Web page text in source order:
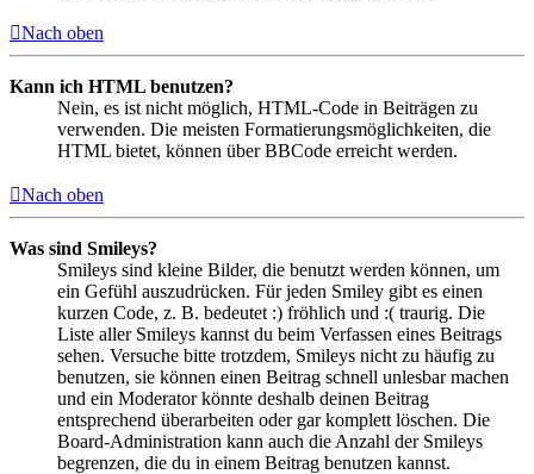
Nach oben
Kann ich HTML benutzen?
Nein, es ist nicht möglich, HTML-Code in Beiträgen zu
verwenden. Die meisten Formatierungsmöglichkeiten, die
HTML bietet, können über BBCode erreicht werden.
Nach oben
Was sind Smileys?
Smileys sind kleine Bilder, die benutzt werden können, um
ein Gefühl auszudrücken. Für jeden Smiley gibt es einen
kurzen Code, z. B. bedeutet :) fröhlich und :( traurig. Die
Liste aller Smileys kannst du beim Verfassen eines Beitrags
sehen. Versuche bitte trotzdem, Smileys nicht zu häufig zu
benutzen, sie können einen Beitrag schnell unlesbar machen
und ein Moderator könnte deshalb deinen Beitrag
entsprechend überarbeiten oder gar komplett löschen. Die
Board-Administration kann auch die Anzahl der Smileys
begrenzen, die du in einem Beitrag benutzen kannst.